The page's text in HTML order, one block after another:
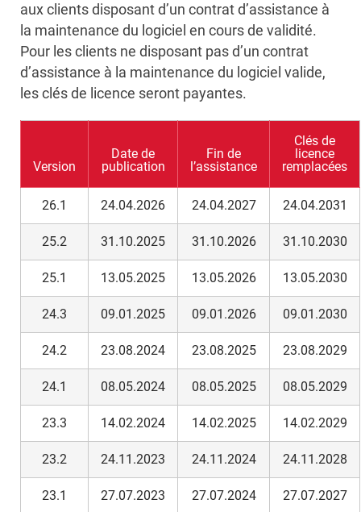
aux clients disposant d’un contrat d’assistance à
la maintenance du logiciel en cours de validité.
Pour les clients ne disposant pas d’un contrat
d’assistance à la maintenance du logiciel valide,
les clés de licence seront payantes.
Version
Date de
publication
Fin de
l’assistance
Clés de
licence
remplacées
26.1 24.04.2026 24.04.2027 24.04.2031
25.2 31.10.2025 31.10.2026 31.10.2030
25.1 13.05.2025 13.05.2026 13.05.2030
24.3 09.01.2025 09.01.2026 09.01.2030
24.2 23.08.2024 23.08.2025 23.08.2029
24.1 08.05.2024 08.05.2025 08.05.2029
23.3 14.02.2024 14.02.2025 14.02.2029
23.2 24.11.2023 24.11.2024 24.11.2028
23.1 27.07.2023 27.07.2024 27.07.2027